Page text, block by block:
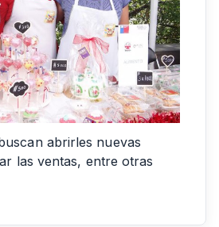
abrirles nuevas
las ventas, entre otras